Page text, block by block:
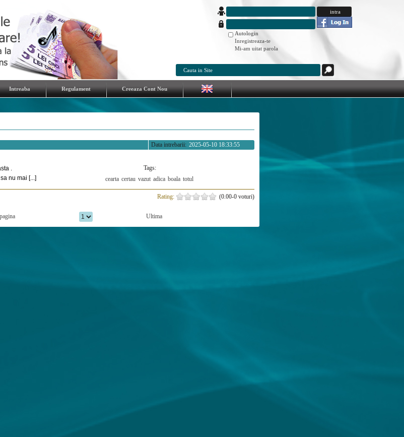
Autologin
Inregistreaza-te
Mi-am uitat parola
Intreaba Regulament Creeaza Cont Nou
2025-05-10 18:33:55
Data intrebarii:
.
nu mai [...]
Tags:
cearta certau vazut adica boala totul
(0.00-0 voturi)
Rating:
Ultima